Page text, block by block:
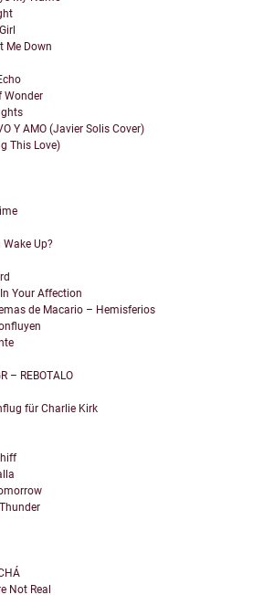
Me Down
Wonder
Y AMO (Javier Solis Cover)
This Love)
Wake Up?
Your Affection
de Macario – Hemisferios
– REBOTALO
für Charlie Kirk
Not Real